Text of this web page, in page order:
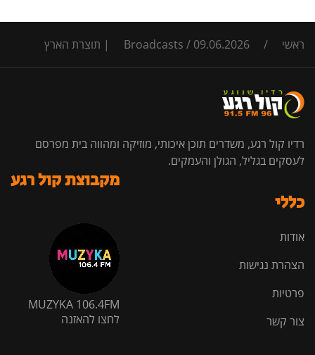
ראשי /
Broadcasts / 09.06.2026 | תוצרת הארץ
רדיו קול רגע, משדרים תוכן איכותי, מוזיקה ומהווה בית מפרסם
לעסקים בגליל, הגולן והעמקים.
כללי
אודות
הצהרת נגישות
פרטיות
צור קשר
מקבוצת קול רגע
MUZYKA 106.4FM
לחצו להאזנה